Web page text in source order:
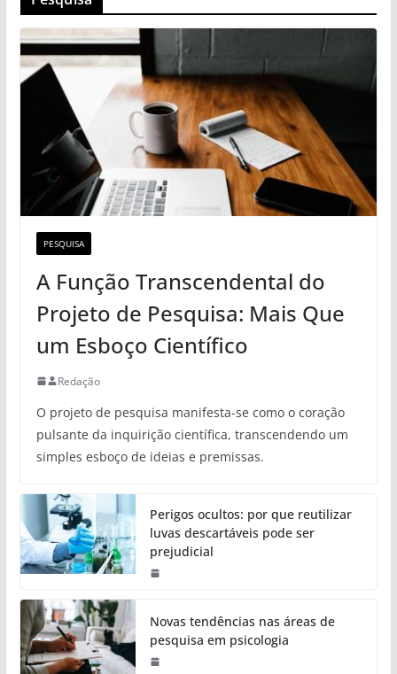
PESQUISA
A Função Transcendental do
Projeto de Pesquisa: Mais Que
um Esboço Científico
Redação
O projeto de pesquisa manifesta-se como o coração
pulsante da inquirição científica, transcendendo um
simples esboço de ideias e premissas.
Perigos ocultos: por que reutilizar
luvas descartáveis pode ser
prejudicial
Novas tendências nas áreas de
pesquisa em psicologia